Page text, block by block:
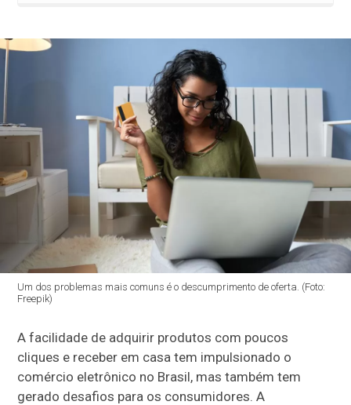
Um dos problemas mais comuns é o descumprimento de oferta. (Foto:
Freepik)
A facilidade de adquirir produtos com poucos
cliques e receber em casa tem impulsionado o
comércio eletrônico no Brasil, mas também tem
gerado desafios para os consumidores. A